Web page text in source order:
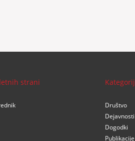
strani
Društvo
Dejavnosti
Dogodki
Publikacije